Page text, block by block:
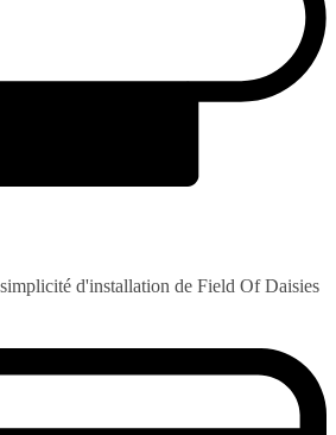
d'installation de Field Of Daisies